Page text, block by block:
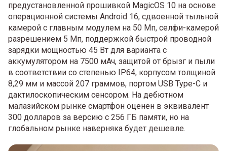
предустановленной прошивкой MagicOS 10 на основе
операционной системы Android 16, сдвоенной тыльной
камерой с главным модулем на 50 Мп, селфи-камерой
разрешением 5 Мп, поддержкой быстрой проводной
зарядки мощностью 45 Вт для варианта с
аккумулятором на 7500 мАч, защитой от брызг и пыли
в соответствии со степенью IP64, корпусом толщиной
8,29 мм и массой 207 граммов, портом USB Type-C и
дактилоскопическим сенсором. На дебютном
малазийском рынке смартфон оценен в эквивалент
300 долларов за версию с 256 ГБ памяти, но на
глобальном рынке наверняка будет дешевле.